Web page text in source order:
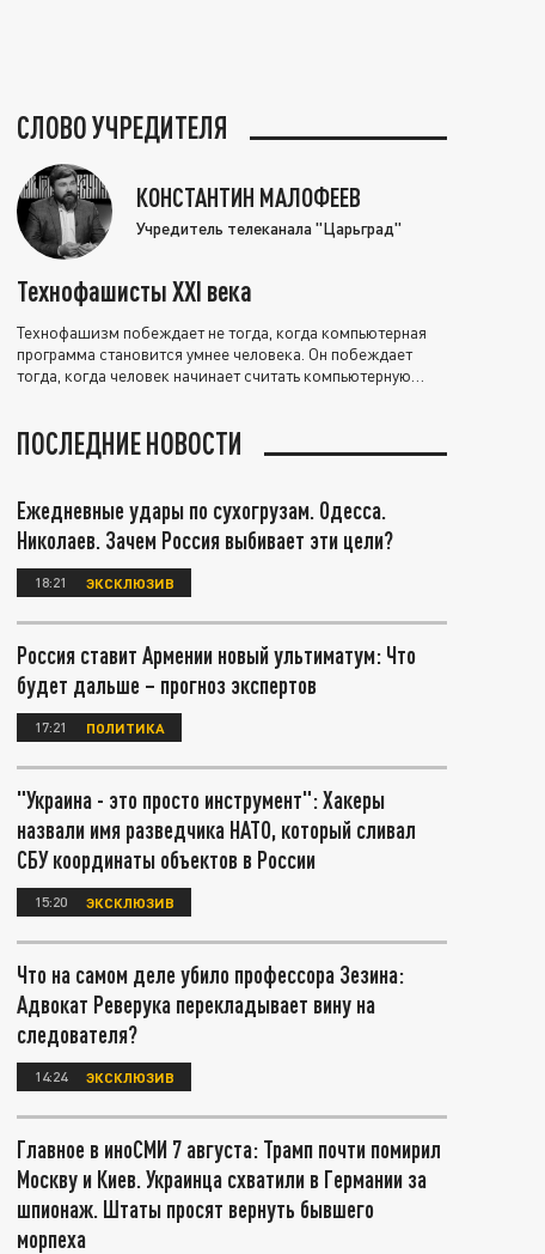
СЛОВО УЧРЕДИТЕЛЯ
КОНСТАНТИН МАЛОФЕЕВ
Учредитель телеканала "Царьград"
Технофашисты XXI века
Технофашизм побеждает не тогда, когда компьютерная
программа становится умнее человека. Он побеждает
тогда, когда человек начинает считать компьютерную
ПОСЛЕДНИЕ НОВОСТИ
Ежедневные удары по сухогрузам. Одесса.
Николаев. Зачем Россия выбивает эти цели?
18:21 ЭКСКЛЮЗИВ
Россия ставит Армении новый ультиматум: Что
будет дальше – прогноз экспертов
17:21 ПОЛИТИКА
"Украина - это просто инструмент": Хакеры
назвали имя разведчика НАТО, который сливал
СБУ координаты объектов в России
15:20 ЭКСКЛЮЗИВ
Что на самом деле убило профессора Зезина:
Адвокат Реверука перекладывает вину на
следователя?
14:24 ЭКСКЛЮЗИВ
Главное в иноСМИ 7 августа: Трамп почти помирил
Москву и Киев. Украинца схватили в Германии за
шпионаж. Штаты просят вернуть бывшего
морпеха